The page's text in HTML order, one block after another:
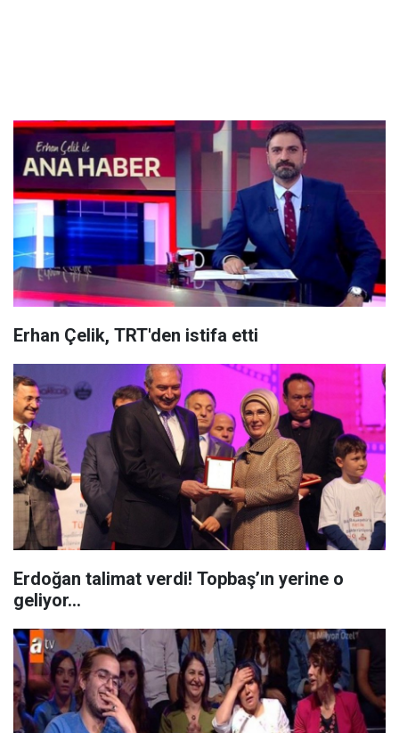
Erhan Çelik, TRT'den istifa etti
Erdoğan talimat verdi! Topbaş’ın yerine o
geliyor…